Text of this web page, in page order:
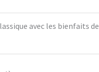
avec les bienfaits de